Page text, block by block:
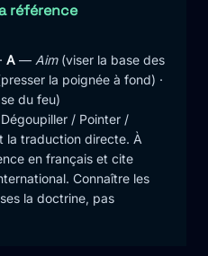
référence
A — Aim(viser la base des
la poignée à fond) ·
du feu)
/ Pointer /
la traduction directe. À
en français et cite
Connaître les
la doctrine, pas